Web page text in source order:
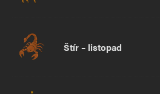
Štír – listopad